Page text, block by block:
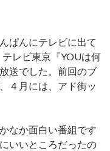
ぱんにテレビに出て
レビ東京『YOUは何
送でした。前回のブ
４月には、アド街ッ
なか面白い番組です
いいところだったの